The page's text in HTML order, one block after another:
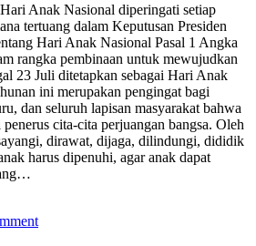
Anak Nasional diperingati setiap
tertuang dalam Keputusan Presiden
Hari Anak Nasional Pasal 1 Angka
rangka pembinaan untuk mewujudkan
23 Juli ditetapkan sebagai Hari Anak
ini merupakan pengingat bagi
dan seluruh lapisan masyarakat bahwa
cita-cita perjuangan bangsa. Oleh
dirawat, dijaga, dilindungi, dididik
harus dipenuhi, agar anak dapat